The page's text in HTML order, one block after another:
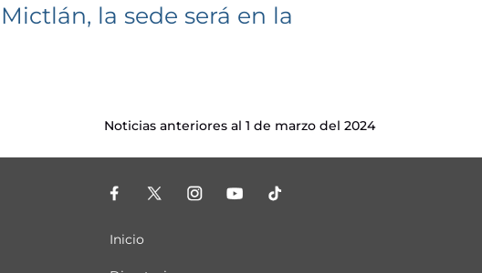
la sede será en la
Noticias anteriores al 1 de marzo del 2024
Menú
Inicio